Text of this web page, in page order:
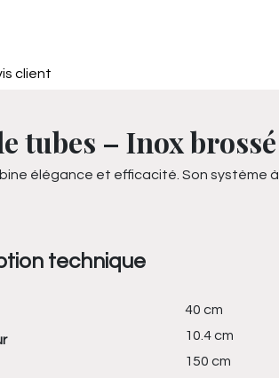
client
tubes – Inox brossé
élégance et efficacité. Son système
technique
40 cm
10.4 cm
150 cm